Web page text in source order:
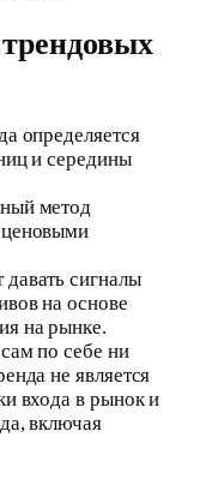
определяется
и середины
метод
ценовыми
сигналы
на основе
на рынке.
по себе ни
не является
входа в рынок и
включая